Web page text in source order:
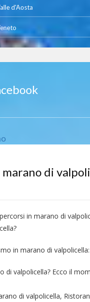
d'Aosta
di
in marano di
in marano di valpolicella:
di valpolicella? Ecco il
di valpolicella,